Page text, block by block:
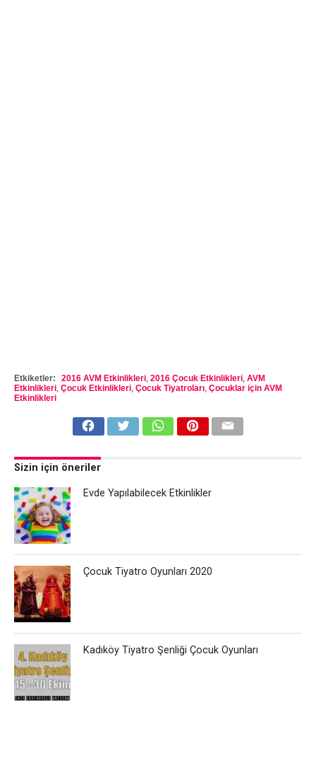
Etkiketler: 2016 AVM Etkinlikleri, 2016 Çocuk Etkinlikleri, AVM
Etkinlikleri, Çocuk Etkinlikleri, Çocuk Tiyatroları, Çocuklar için AVM
Etkinlikleri
Sizin için öneriler
Evde Yapılabilecek Etkinlikler
Çocuk Tiyatro Oyunları 2020
Kadıköy Tiyatro Şenliği Çocuk Oyunları